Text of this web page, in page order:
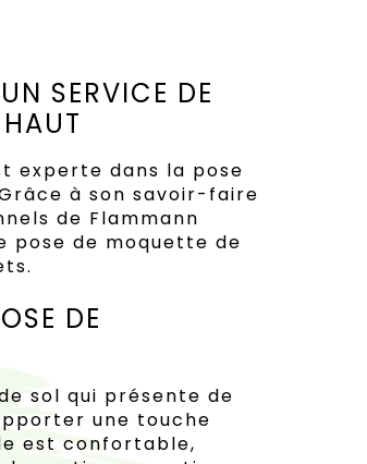
SERVICE DE
experte dans la pose
à son savoir-faire
de Flammann
pose de moquette de
DE
sol qui présente de
une touche
est confortable,